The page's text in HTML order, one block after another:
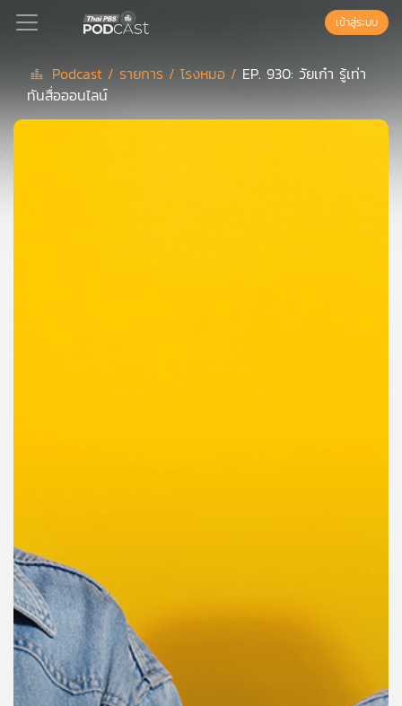
Podcast
บทความ
ข่าว
และ
กิจกรรม
เข้าสู่ระบบ
Podcast / รายการ /โรงหมอ / EP. 930: วัยเก๋า รู้เท่า
ทันสื่อออนไลน์